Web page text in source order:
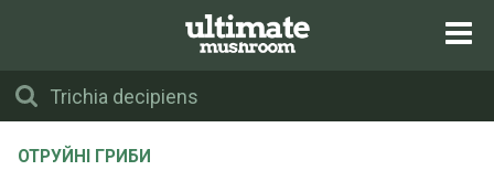
ОТРУЙНІ ГРИБИ